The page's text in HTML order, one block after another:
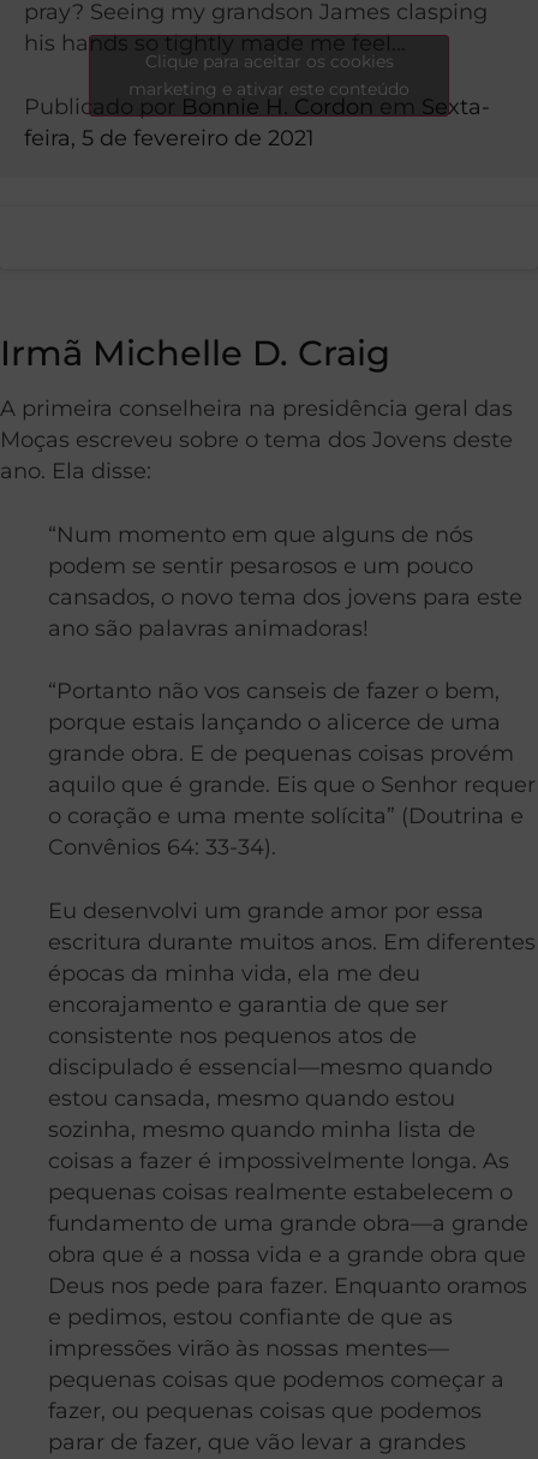
pray? Seeing my grandson James clasping
his hands so tightly made me feel…
Publicado por Bonnie H. Cordon em Sexta-
feira, 5 de fevereiro de 2021
Clique para aceitar os cookies
marketing e ativar este conteúdo
Irmã Michelle D. Craig
A primeira conselheira na presidência geral das
Moças escreveu sobre o tema dos Jovens deste
ano. Ela disse:
“Num momento em que alguns de nós
podem se sentir pesarosos e um pouco
cansados, o novo tema dos jovens para este
ano são palavras animadoras!
“Portanto não vos canseis de fazer o bem,
porque estais lançando o alicerce de uma
grande obra. E de pequenas coisas provém
aquilo que é grande. Eis que o Senhor requer
o coração e uma mente solícita” (Doutrina e
Convênios 64: 33-34).
Eu desenvolvi um grande amor por essa
escritura durante muitos anos. Em diferentes
épocas da minha vida, ela me deu
encorajamento e garantia de que ser
consistente nos pequenos atos de
discipulado é essencial—mesmo quando
estou cansada, mesmo quando estou
sozinha, mesmo quando minha lista de
coisas a fazer é impossivelmente longa. As
pequenas coisas realmente estabelecem o
fundamento de uma grande obra—a grande
obra que é a nossa vida e a grande obra que
Deus nos pede para fazer. Enquanto oramos
e pedimos, estou confiante de que as
impressões virão às nossas mentes—
pequenas coisas que podemos começar a
fazer, ou pequenas coisas que podemos
parar de fazer, que vão levar a grandes